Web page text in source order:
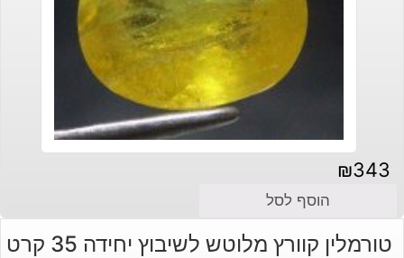
₪343
הוסף לסל
טורמלין קוורץ מלוטש לשיבוץ יחידה 35 קרט